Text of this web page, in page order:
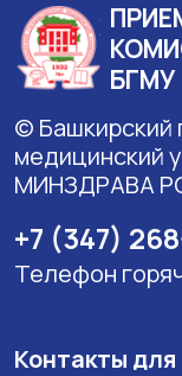
БГМУ
© Башкирский
медицинский
МИНЗДРАВА
+7 (347)
Телефон
Контакты